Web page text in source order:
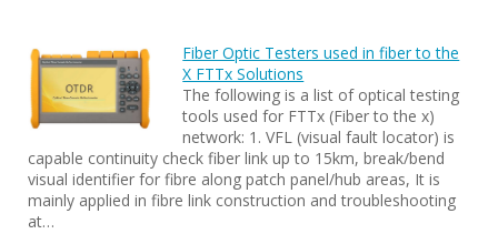
Fiber Optic Testers used in fiber to the
X FTTx Solutions
The following is a list of optical testing
tools used for FTTx (Fiber to the x)
network: 1. VFL (visual fault locator) is
capable continuity check fiber link up to 15km, break/bend
visual identifier for fibre along patch panel/hub areas, It is
mainly applied in fibre link construction and troubleshooting
at…